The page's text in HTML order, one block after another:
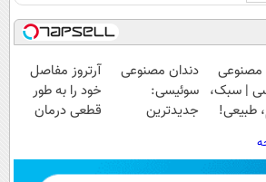
مصنوعی
| سبک،
طبیعی!
دندان مصنوعی
سوئیسی:
جدیدترین
پرداخت قسطی
آرتروز مفاصل
خود را به طور
قطعی درمان